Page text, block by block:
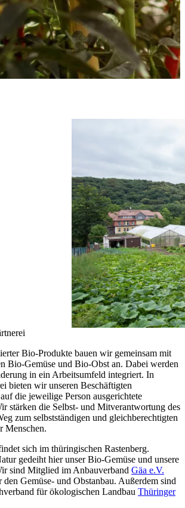
Bio-Produkte bauen wir gemeinsam mit
Bio-Gemüse und Bio-Obst an. Dabei werden
in ein Arbeitsumfeld integriert. In
bieten wir unseren Beschäftigten
die jeweilige Person ausgerichtete
stärken die Selbst- und Mitverantwortung des
zum selbstständigen und gleichberechtigten
Menschen.
sich im thüringischen Rastenberg.
gedeiht hier unser Bio-Gemüse und unsere
sind Mitglied im Anbauverband Gäa e.V.
Gemüse- und Obstanbau. Außerdem sind
für ökologischen Landbau Thüringer